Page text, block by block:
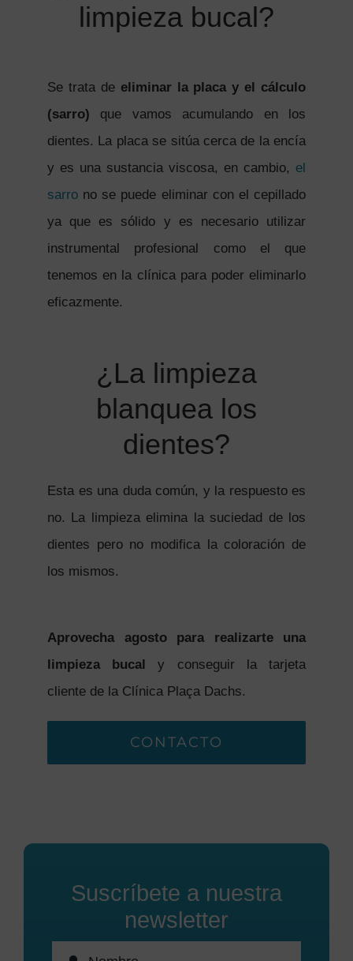
limpieza bucal?
Se trata deeliminar la placa y el cálculo
(sarro) que vamos acumulando en los
dientes. La placa se sitúa cerca de la encía
y es una sustancia viscosa, en cambio, el
sarro no se puede eliminar con el cepillado
ya que es sólido y es necesario utilizar
instrumental profesional como el que
tenemos en la clínica para poder eliminarlo
eficazmente.
¿La limpieza
blanquea los
dientes?
Esta es una duda común, y la respuesto es
no. La limpieza elimina la suciedad de los
dientes pero no modifica la coloración de
los mismos.
Aprovecha agosto para realizarte una
limpieza bucal y conseguir la tarjeta
cliente de la Clínica Plaça Dachs.
CONTACTO
Suscríbete a nuestra
newsletter